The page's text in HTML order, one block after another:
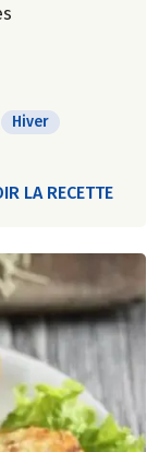
Hiver
LA RECETTE